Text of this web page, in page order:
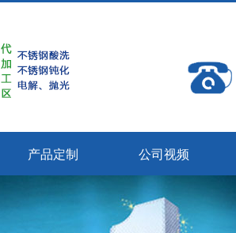
产品定制 公司视频